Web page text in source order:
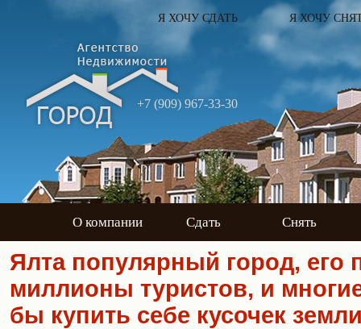
Я ХОЧУ СДАТЬ Я ХОЧУ
+7 (909) 967-33-30
О компании Сдать Снять
Ялта популярный город, его
миллионы туристов, и
бы купить себе кусочек